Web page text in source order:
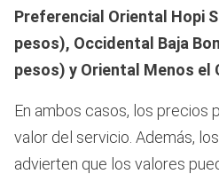
Preferencial Oriental Hopi
pesos), Occidental Baja
pesos) y Oriental Menos el
En ambos casos, los precios
valor del servicio. Además,
advierten que los valores